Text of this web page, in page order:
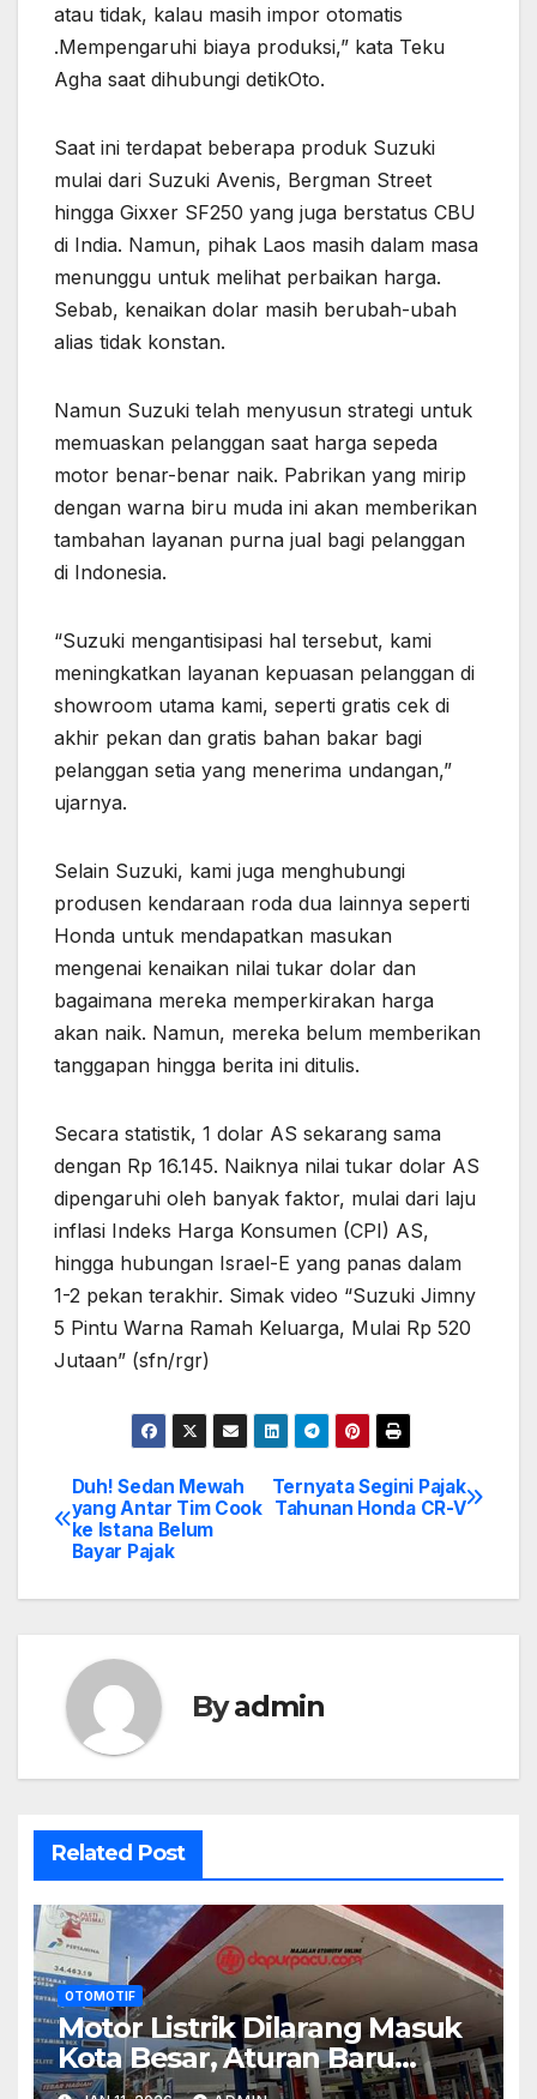
atau tidak, kalau masih impor otomatis
.Mempengaruhi biaya produksi,” kata Teku
Agha saat dihubungi detikOto.
Saat ini terdapat beberapa produk Suzuki
mulai dari Suzuki Avenis, Bergman Street
hingga Gixxer SF250 yang juga berstatus CBU
di India. Namun, pihak Laos masih dalam masa
menunggu untuk melihat perbaikan harga.
Sebab, kenaikan dolar masih berubah-ubah
alias tidak konstan.
Namun Suzuki telah menyusun strategi untuk
memuaskan pelanggan saat harga sepeda
motor benar-benar naik. Pabrikan yang mirip
dengan warna biru muda ini akan memberikan
tambahan layanan purna jual bagi pelanggan
di Indonesia.
“Suzuki mengantisipasi hal tersebut, kami
meningkatkan layanan kepuasan pelanggan di
showroom utama kami, seperti gratis cek di
akhir pekan dan gratis bahan bakar bagi
pelanggan setia yang menerima undangan,”
ujarnya.
Selain Suzuki, kami juga menghubungi
produsen kendaraan roda dua lainnya seperti
Honda untuk mendapatkan masukan
mengenai kenaikan nilai tukar dolar dan
bagaimana mereka memperkirakan harga
akan naik. Namun, mereka belum memberikan
tanggapan hingga berita ini ditulis.
Secara statistik, 1 dolar AS sekarang sama
dengan Rp 16.145. Naiknya nilai tukar dolar AS
dipengaruhi oleh banyak faktor, mulai dari laju
inflasi Indeks Harga Konsumen (CPI) AS,
hingga hubungan Israel-E yang panas dalam
1-2 pekan terakhir. Simak video “Suzuki Jimny
5 Pintu Warna Ramah Keluarga, Mulai Rp 520
Jutaan” (sfn/rgr)
Post
navigation
Ternyata Segini Pajak
Tahunan Honda CR-V
Duh! Sedan Mewah
yang Antar Tim Cook
ke Istana Belum
Bayar Pajak
Byadmin
Related Post
OTOMOTIF
Motor Listrik Dilarang Masuk
Kota Besar, Aturan Baru
Kontroversial